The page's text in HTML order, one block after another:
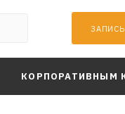
КОРПОРАТИВНЫМ